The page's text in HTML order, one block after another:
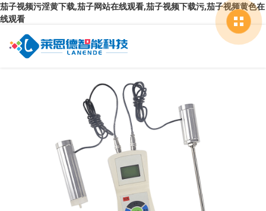
茄子视频污淫黄下载,茄子网站在线观看,茄子视频下载污,茄子视频黄色在
线观看